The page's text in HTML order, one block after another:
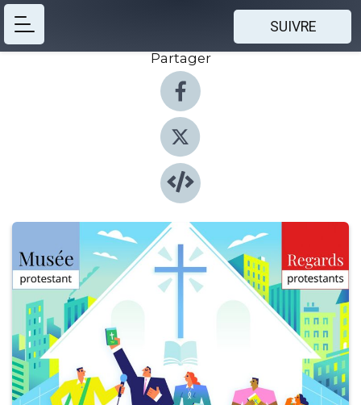
SUIVRE
Partager